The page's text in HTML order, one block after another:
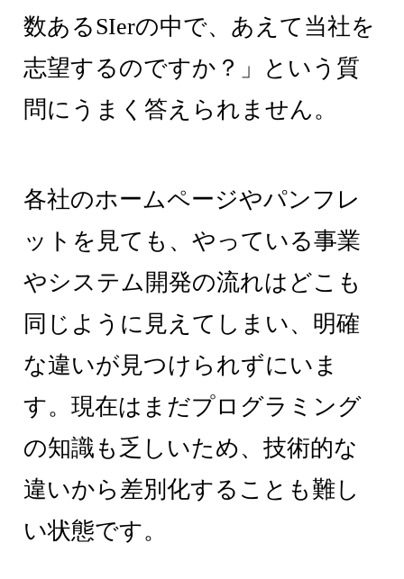
数あるSIerの中で、あえて当社を
志望するのですか？」という質
問にうまく答えられません。
各社のホームページやパンフレ
ットを見ても、やっている事業
やシステム開発の流れはどこも
同じように見えてしまい、明確
な違いが見つけられずにいま
す。現在はまだプログラミング
の知識も乏しいため、技術的な
違いから差別化することも難し
い状態です。